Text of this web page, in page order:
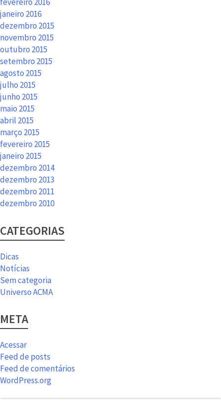
fevereiro 2016
janeiro 2016
dezembro 2015
novembro 2015
outubro 2015
setembro 2015
agosto 2015
julho 2015
junho 2015
maio 2015
abril 2015
março 2015
fevereiro 2015
janeiro 2015
dezembro 2014
dezembro 2013
dezembro 2011
dezembro 2010
CATEGORIAS
Dicas
Notícias
Sem categoria
Universo ACMA
META
Acessar
Feed de posts
Feed de comentários
WordPress.org